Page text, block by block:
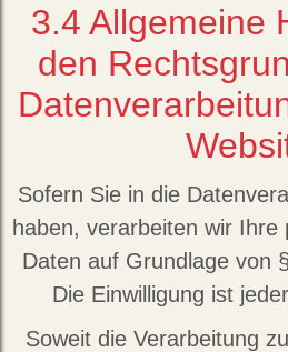
3.4 Allgemeine
den
Sofern Sie in die
haben, verarbeiten wir Ihre
Daten auf Grundlage von
Die Einwilligung ist
Soweit die Verarbeitung